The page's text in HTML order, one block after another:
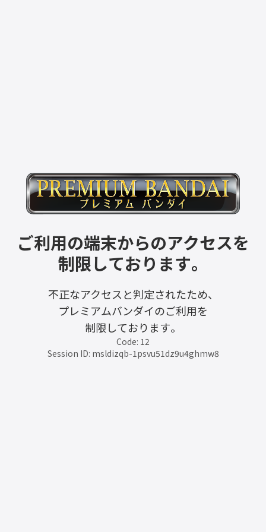
ご利用の端末からのアクセスを
制限しております。
不正なアクセスと判定されたため、
プレミアムバンダイのご利用を
制限しております。
Code: 12
Session ID: msldizqb-1psvu51dz9u4ghmw8